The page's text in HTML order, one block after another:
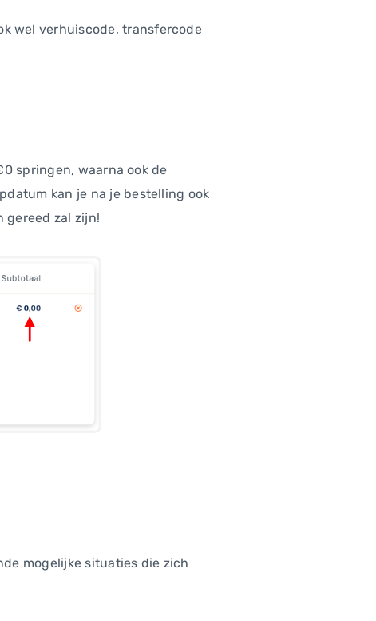
wel verhuiscode, transfercode
springen, waarna ook de
kan je na je bestelling ook
gereed zal zijn!
mogelijke situaties die zich